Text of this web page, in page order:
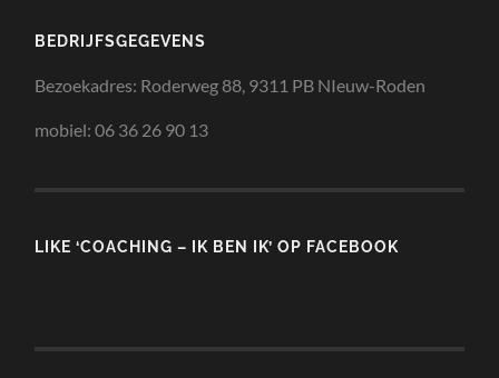
BEDRIJFSGEGEVENS
Bezoekadres: Roderweg 88, 9311 PB NIeuw-Roden
mobiel: 06 36 26 90 13
LIKE ‘COACHING – IK BEN IK’ OP FACEBOOK